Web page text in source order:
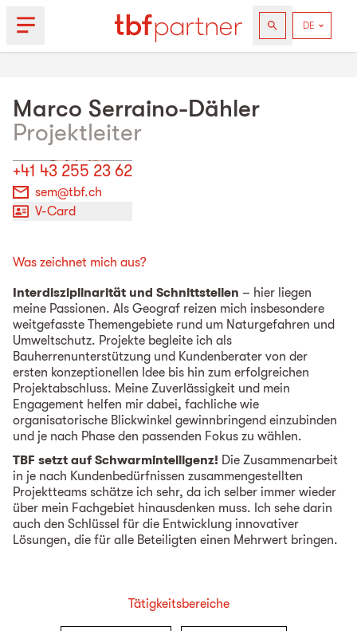
Marco Serraino-Dähler
Projektleiter
+41 43 255 23 62
sem@tbf.ch
V-Card
Was zeichnet mich aus?
Interdisziplinarität und Schnittstellen – hier liegen
meine Passionen. Als Geograf reizen mich insbesondere
weitgefasste Themengebiete rund um Naturgefahren und
Umweltschutz. Projekte begleite ich als
Bauherrenunterstützung und Kundenberater von der
ersten konzeptionellen Idee bis hin zum erfolgreichen
Projektabschluss. Meine Zuverlässigkeit und mein
Engagement helfen mir dabei, fachliche wie
organisatorische Blickwinkel gewinnbringend einzubinden
und je nach Phase den passenden Fokus zu wählen.
TBF setzt auf Schwarmintelligenz! Die Zusammenarbeit
in je nach Kundenbedürfnissen zusammengestellten
Projektteams schätze ich sehr, da ich selber immer wieder
über mein Fachgebiet hinausdenken muss. Ich sehe darin
auch den Schlüssel für die Entwicklung innovativer
Lösungen, die für alle Beteiligten einen Mehrwert bringen.
Tätigkeitsbereiche